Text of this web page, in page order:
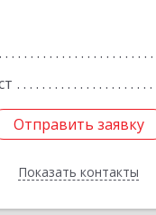
Отправить заявку
Показать контакты
Отправить заявку
Назад